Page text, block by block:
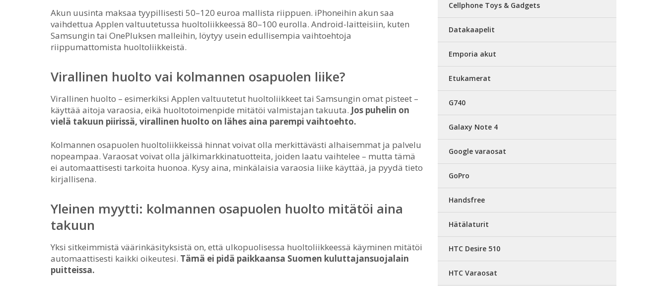
Akun uusinta maksaa tyypillisesti 50–120 euroa mallista riippuen. iPhoneihin akun saa
vaihdettua Applen valtuutetussa huoltoliikkeessä 80–100 eurolla. Android-laitteisiin, kuten
Samsungin tai OnePluksen malleihin, löytyy usein edullisempia vaihtoehtoja
riippumattomista huoltoliikkeistä.
Virallinen huolto vai kolmannen osapuolen liike?
Virallinen huolto – esimerkiksi Applen valtuutetut huoltoliikkeet tai Samsungin omat pisteet –
käyttää aitoja varaosia, eikä huoltotoimenpide mitätöi valmistajan takuuta. Jos puhelin on
vielä takuun piirissä, virallinen huolto on lähes aina parempi vaihtoehto.
Kolmannen osapuolen huoltoliikkeissä hinnat voivat olla merkittävästi alhaisemmat ja palvelu
nopeampaa. Varaosat voivat olla jälkimarkkinatuotteita, joiden laatu vaihtelee – mutta tämä
ei automaattisesti tarkoita huonoa. Kysy aina, minkälaisia varaosia liike käyttää, ja pyydä tieto
kirjallisena.
Yleinen myytti: kolmannen osapuolen huolto mitätöi aina
takuun
Yksi sitkeimmistä väärinkäsityksistä on, että ulkopuolisessa huoltoliikkeessä käyminen mitätöi
automaattisesti kaikki oikeutesi. Tämä ei pidä paikkaansa Suomen kuluttajansuojalain
puitteissa.
Cellphone Toys & Gadgets
Datakaapelit
Emporia akut
Etukamerat
G740
Galaxy Note 4
Google varaosat
GoPro
Handsfree
Hätälaturit
HTC Desire 510
HTC Varaosat